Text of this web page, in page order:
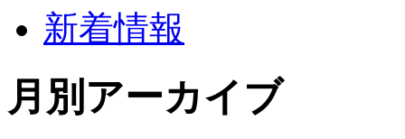
新着情報
月別アーカイブ